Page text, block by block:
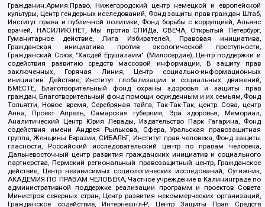
Гражданин.Армия.Право, Нижегородский центр немецкой и европейской
культуры, Центр гендерных исследований, Фонд защиты прав граждан Штаб,
Институт права и публичной политики, Фонд борьбы с коррупцией, Альянс
врачей, НАСИЛИЮ.НЕТ, Мы против СПИДа, СВЕЧА, Открытый Петербург,
Гуманитарное действие, Лига Избирателей, Правовая инициатива,
Гражданская инициатива против экологической преступности,
Гражданский Союз, "Хасдей Ерушалаим" (Милосердие), Центр поддержки и
содействия развитию средств массовой информации, В защиту прав
заключенных, Горячая Линия, Центр социально-информационных
инициатив Действие, Институт глобализации и социальных движений,
ВМЕСТЕ, Благотворительный фонд охраны здоровья и защиты прав
граждан, Благотворительный фонд помощи осужденным и их семьям, Фонд
Тольятти, Новое время, Серебряная тайга, Так-Так-Так, центр Сова, центр
Анна, Проект Апрель, Самарская губерния, Эра здоровья, Мемориал,
Аналитический Центр Юрия Левады, Издательство Парк Гагарина, Фонд
содействия имени Андрея Рылькова, Сфера, Уральская правозащитная
группа, Женщины Евразии, СИБАЛЬТ, Институт прав человека, Фонд защиты
гласности, Российский исследовательский центр по правам человека,
Дальневосточный центр развития гражданских инициатив и социального
партнерства, Пермский региональный правозащитный центр, Гражданское
действие, Центр независимых социологических исследований, Сутяжник,
АКАДЕМИЯ ПО ПРАВАМ ЧЕЛОВЕКА, Частное учреждение в Калининграде по
административной поддержке реализации программ и проектов Совета
Министров северных стран, Центр развития некоммерческих организаций,
Гражданское содействие, Интернешнл-Р, Центр Защиты Прав Средств